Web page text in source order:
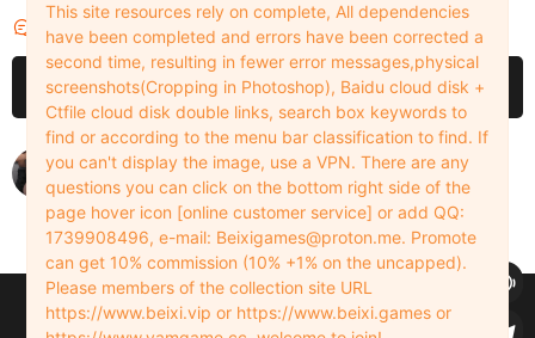
评论
请先登录
模特不错。
casablanca81 2022-11-29 0
Copyleft © 2022-2026 beixi.vip - All Rights Freedom！
创作不易！有能力的同学可以去支持一下原创作者（我们绝对支持），当然
This site resources rely on complete, All dependencies
have been completed and errors have been corrected a
second time, resulting in fewer error messages,physical
screenshots(Cropping in Photoshop), Baidu cloud disk +
Ctfile cloud disk double links, search box keywords to
find or according to the menu bar classification to find. If
you can't display the image, use a VPN. There are any
questions you can click on the bottom right side of the
page hover icon [online customer service] or add QQ:
1739908496, e-mail: Beixigames@proton.me. Promote
can get 10% commission (10% +1% on the uncapped).
Please members of the collection site URL
https://www.beixi.vip or https://www.beixi.games or